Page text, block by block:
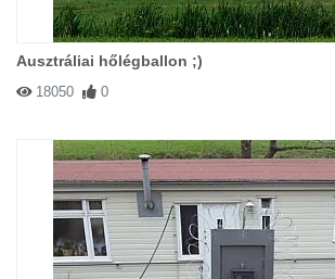
Ausztráliai hőlégballon ;)
18050 0